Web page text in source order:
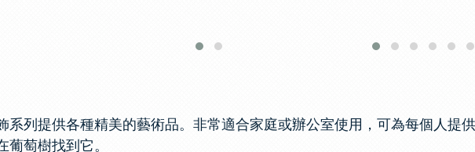
系列提供各種精美的藝術品。非常適合家庭或辦公室使用，可為每個人提
葡萄樹找到它。